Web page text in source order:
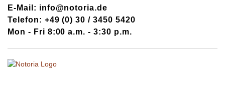
E-Mail: info@notoria.de
Telefon: +49 (0) 30 / 3450 5420
Mon - Fri 8:00 a.m. - 3:30 p.m.